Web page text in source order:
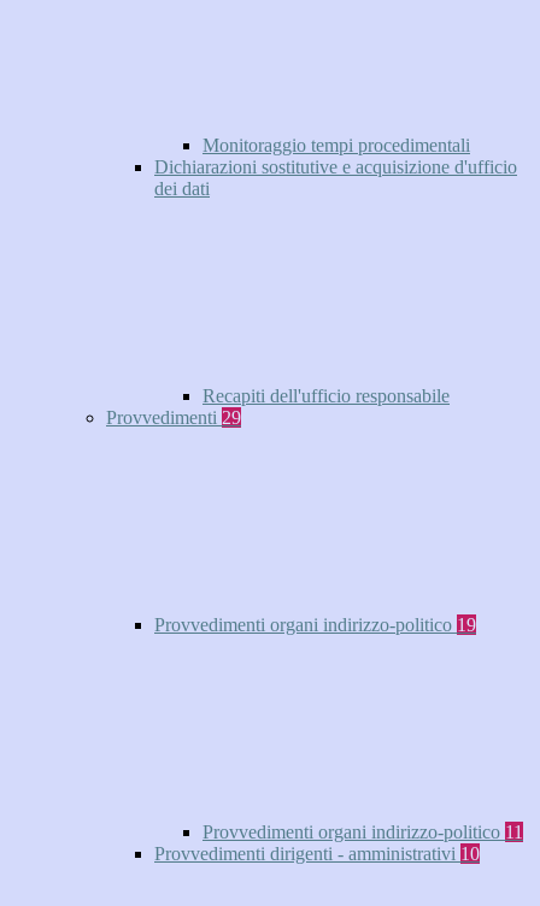
Monitoraggio tempi procedimentali
Dichiarazioni sostitutive e acquisizione d'ufficio
dei dati
Recapiti dell'ufficio responsabile
Provvedimenti 29
Provvedimenti organi indirizzo-politico 19
Provvedimenti organi indirizzo-politico 11
Provvedimenti dirigenti - amministrativi 10